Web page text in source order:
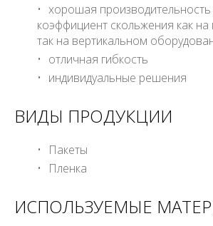
хорошая
коэффициент скольжения как
так на вертикальном
отличная гибкость
индивидуальные решения
ВИДЫ ПРОДУКЦИИ
Пакеты
Пленка
ИСПОЛЬЗУЕМЫЕ